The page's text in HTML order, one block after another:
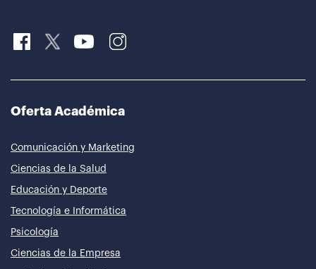
Oferta Académica
Comunicación y Marketing
Ciencias de la Salud
Educación y Deporte
Tecnología e Informática
Psicología
Ciencias de la Empresa